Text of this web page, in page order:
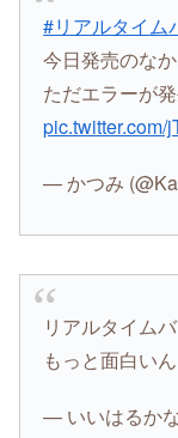
#リアルタイム
今日発売のな
ただエラーが
pic.twitter.com/
— かつみ
リアルタイム
もっと面白い
— いいはるか